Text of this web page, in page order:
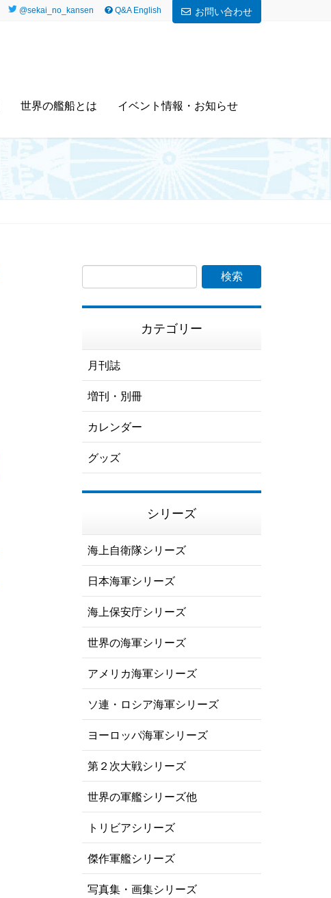
@sekai_no_kansen Q&A English お問い合わせ
世界の艦船とは イベント情報・お知らせ
カテゴリー
月刊誌
増刊・別冊
カレンダー
グッズ
シリーズ
海上自衛隊シリーズ
日本海軍シリーズ
海上保安庁シリーズ
世界の海軍シリーズ
アメリカ海軍シリーズ
ソ連・ロシア海軍シリーズ
ヨーロッパ海軍シリーズ
第２次大戦シリーズ
世界の軍艦シリーズ他
トリビアシリーズ
傑作軍艦シリーズ
写真集・画集シリーズ